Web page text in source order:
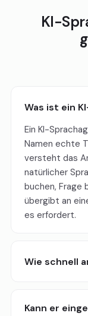
KI-
Was ist ein
Ein KI-
Namen echte
versteht das
natürlicher
buchen, Frage
übergibt an
es erfordert.
Wie schnell
Kann er